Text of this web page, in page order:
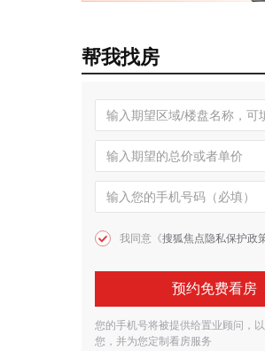
帮我找房
我同意《搜狐焦点隐私保护政
预约免费看房
您的手机号将被提供给置业顾问，
您，并为您定制看房服务